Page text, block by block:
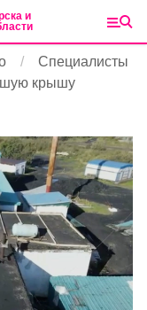
и
Специалисты
крышу